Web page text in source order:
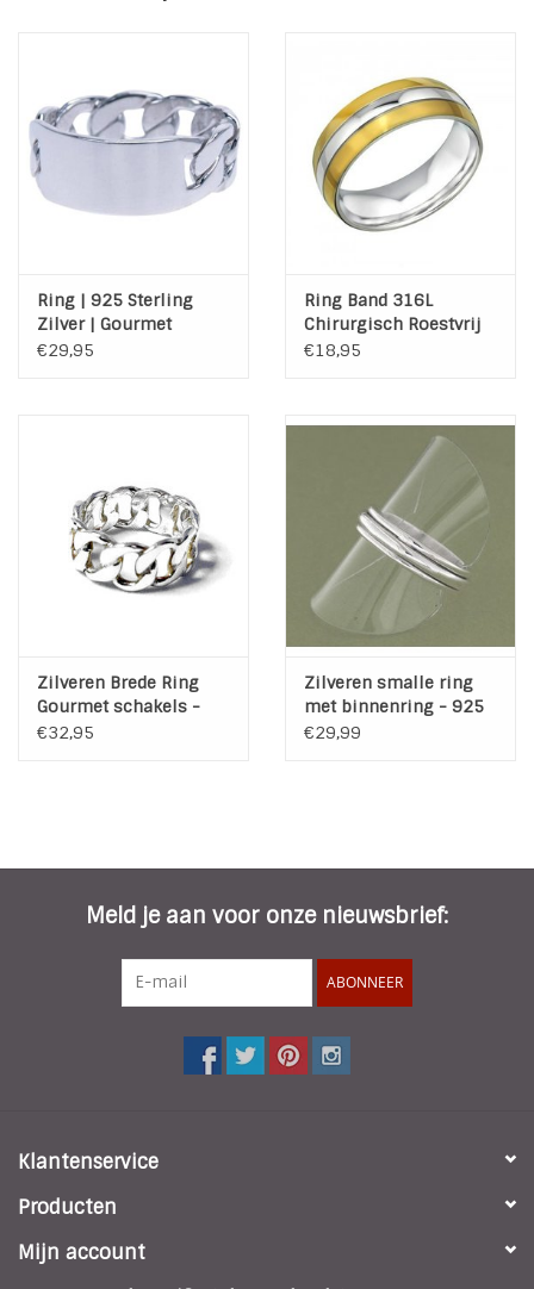
Ring | 925 Sterling
Zilver | Gourmet
€29,95
Ring Band 316L
Chirurgisch Roestvrij
staal
€18,95
Zilveren Brede Ring
Gourmet schakels -
925 Sterling Zilver
€32,95
Zilveren smalle ring
met binnenring - 925
Sterling Zilver
€29,99
Meld je aan voor onze nieuwsbrief:
ABONNEER
Klantenservice
Producten
Mijn account